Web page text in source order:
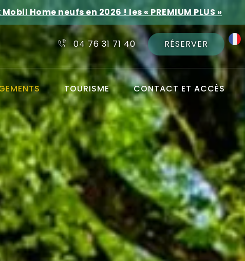
Home neufs en 2026 ! les « PREMIUM PLUS »
04 76 31 71 40 RÉSERVER
TOURISME CONTACT ET ACCÈS